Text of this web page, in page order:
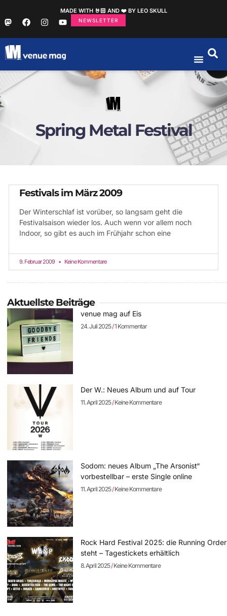
MADE WITH 🤘🏻 AND ❤️ BY LEO SKULL
NEWSLETTER
Spring Metal Festival
Festivals im März 2009
Der Winterschlaf ist vorüber, so langsam geht die
Festivalsaison wieder los. Auch wenn vor allem noch
Indoor, so gibt es auch im Frühjahr schon eine
9. Februar 2009 Keine Kommentare
Aktuellste Beiträge
venue mag auf Eis
24. Juli 2025 1 Kommentar
Der W.: Neues Album und auf Tour
11. April 2025 Keine Kommentare
Sodom: neues Album „The Arsonist“
vorbestellbar – erste Single online
11. April 2025 Keine Kommentare
Rock Hard Festival 2025: die Running Order
steht – Tagestickets erhältlich
8. April 2025 Keine Kommentare